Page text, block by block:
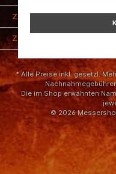
Zahlungsarten
Zertifizierung
* Alle Preise inkl. gesetzl.
Die im Shop erwähnten
© 2026